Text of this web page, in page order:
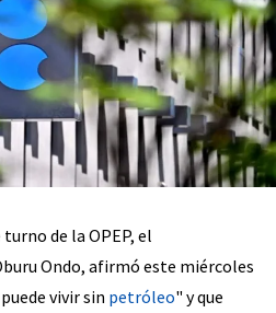
de la OPEP, el
Ondo, afirmó este miércoles
vivir sin petróleo" y que